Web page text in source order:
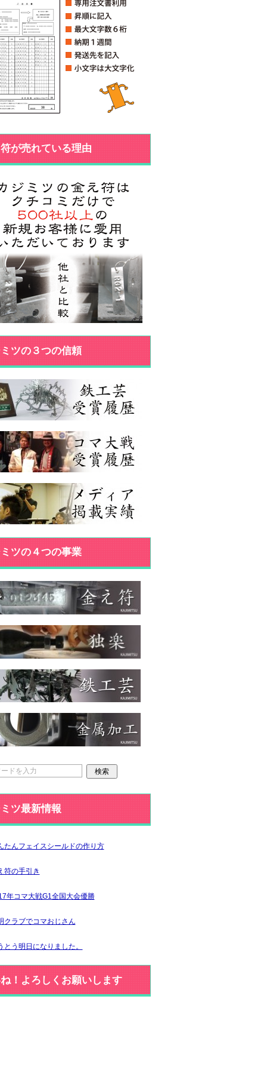
が売れている理由
ツの３つの信頼
ツの４つの事業
ツ最新情報
たんフェイスシールドの作り方
符の手引き
年コマ大戦G1全国大会優勝
クラブでコマおじさん
とう明日になりました。
！よろしくお願いします